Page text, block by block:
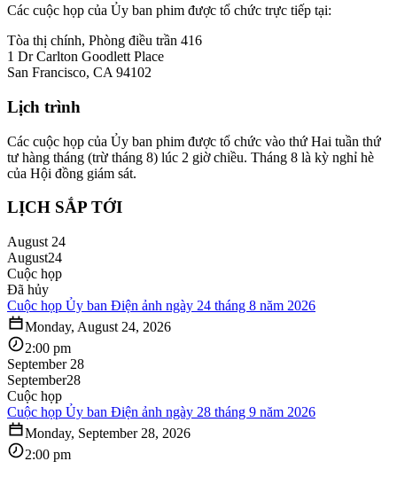
Các cuộc họp của Ủy ban phim được tổ chức trực tiếp tại:
Tòa thị chính, Phòng điều trần 416
1 Dr Carlton Goodlett Place
San Francisco, CA 94102
Lịch trình
Các cuộc họp của Ủy ban phim được tổ chức vào thứ Hai tuần thứ
tư hàng tháng (trừ tháng 8) lúc 2 giờ chiều. Tháng 8 là kỳ nghỉ hè
của Hội đồng giám sát.
LỊCH SẮP TỚI
August 24
August24
Cuộc họp
Đã hủy
Cuộc họp Ủy ban Điện ảnh ngày 24 tháng 8 năm 2026
Monday, August 24, 2026
2:00 pm
September 28
September28
Cuộc họp
Cuộc họp Ủy ban Điện ảnh ngày 28 tháng 9 năm 2026
Monday, September 28, 2026
2:00 pm